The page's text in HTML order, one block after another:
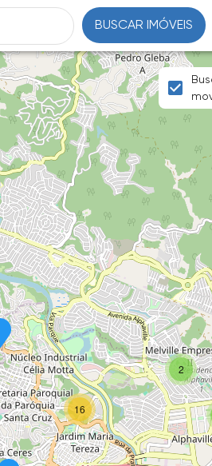
BUSCAR IMÓVEIS
2
16